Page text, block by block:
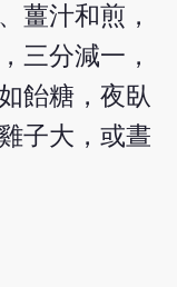
薑汁和煎，
三分減一，
飴糖，夜臥
子大，或晝